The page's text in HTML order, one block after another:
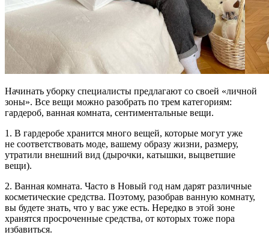
Начинать уборку специалисты предлагают со своей «личной
зоны». Все вещи можно разобрать по трем категориям:
гардероб, ванная комната, сентиментальные вещи.
1. В гардеробе хранится много вещей, которые могут уже
не соответствовать моде, вашему образу жизни, размеру,
утратили внешний вид (дырочки, катышки, выцветшие
вещи).
2. Ванная комната. Часто в Новый год нам дарят различные
косметические средства. Поэтому, разобрав ванную комнату,
вы будете знать, что у вас уже есть. Нередко в этой зоне
хранятся просроченные средства, от которых тоже пора
избавиться.